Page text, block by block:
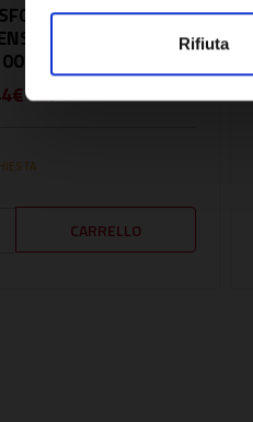
Rifiuta
-
+ IVA